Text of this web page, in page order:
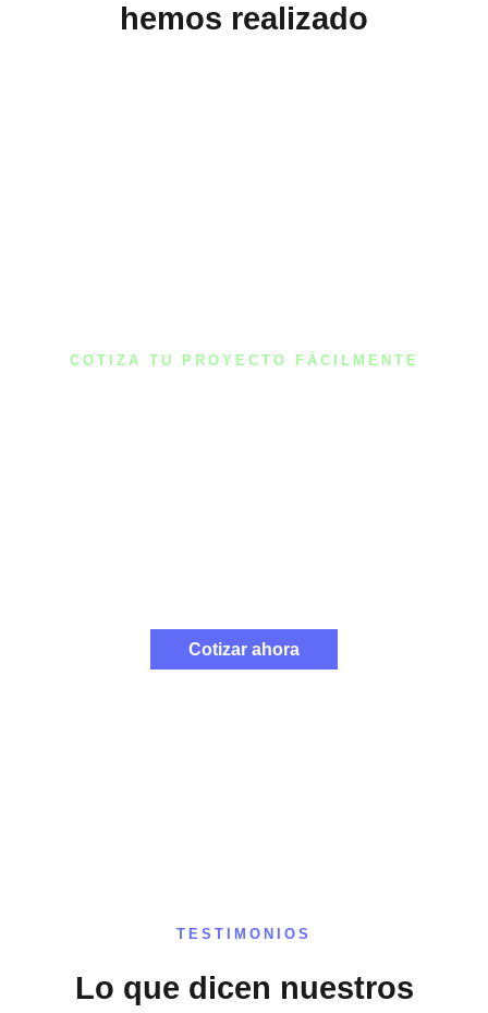
hemos realizado
COTIZA TU PROYECTO FÁCILMENTE
Cotizar ahora
TESTIMONIOS
Lo que dicen nuestros